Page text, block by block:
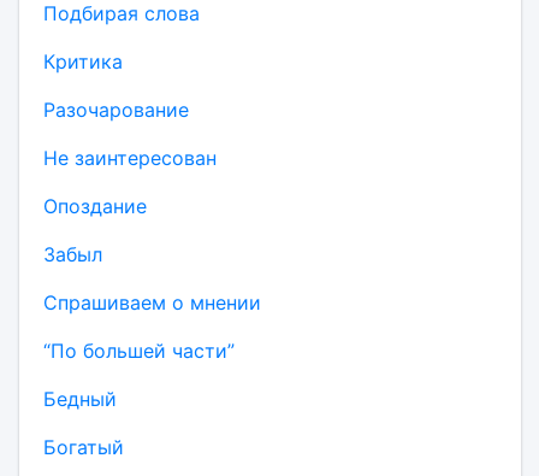
Подбирая слова
Критика
Разочарование
Не заинтересован
Опоздание
Забыл
Спрашиваем о мнении
“По большей части”
Бедный
Богатый